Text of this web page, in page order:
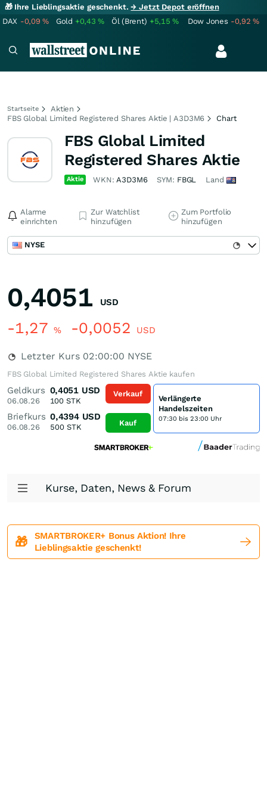
🎁 Ihre Lieblingsaktie geschenkt.→ Jetzt Depot eröffnen
DAX -0,09% Gold +0,43% Öl (Brent) +5,15% Dow Jones -0,92%
Startseite
Aktien
FBS Global Limited Registered Shares Aktie | A3D3M6
Chart
FBS Global Limited
Registered Shares Aktie
Aktie WKN:A3D3M6 SYM: FBGL Land
Alarme
einrichten
Zur Watchlist
hinzufügen
Zum Portfolio
hinzufügen
NYSE
0,4051 USD
-1,27 % -0,0052 USD
Letzter Kurs 02:00:00 NYSE
FBS Global Limited Registered Shares Aktie kaufen
Geldkurs
06.08.26
0,4051 USD
100 STK
Briefkurs
06.08.26
0,4394 USD
500STK
Verkauf
Kauf
Verlängerte
Handelszeiten
07:30 bis 23:00 Uhr
Kurse, Daten, News & Forum
🎁
SMARTBROKER+ Bonus Aktion! Ihre
Lieblingsaktie geschenkt!